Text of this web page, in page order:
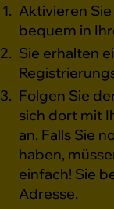
Aktivieren
bequem in
Sie erhalten
Folgen Sie
sich dort mit
an. Falls Sie
haben,
einfach! Sie
Adresse.